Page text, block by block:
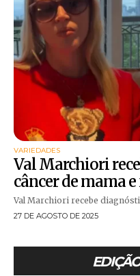
VARIEDADES
Val Marchiori
câncer de mama
Val Marchiori recebe
27 DE AGOSTO DE 2025